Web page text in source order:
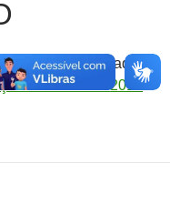
e atualizada do
SISPAMPA 2018